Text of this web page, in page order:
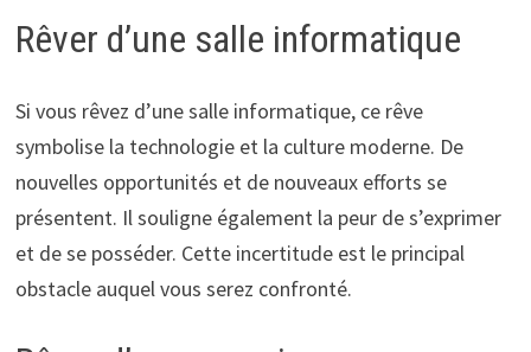
Rêver d’une salle informatique
Si vous rêvez d’une salle informatique, ce rêve
symbolise la technologie et la culture moderne. De
nouvelles opportunités et de nouveaux efforts se
présentent. Il souligne également la peur de s’exprimer
et de se posséder. Cette incertitude est le principal
obstacle auquel vous serez confronté.